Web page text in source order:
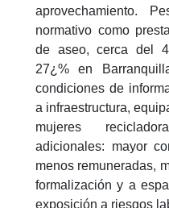
aprovechamiento.
normativo como
de aseo, cerca del
27¿% en
condiciones de
a infraestructura,
mujeres
adicionales: mayor
menos remuneradas,
formalización y a
exposición a riesgos